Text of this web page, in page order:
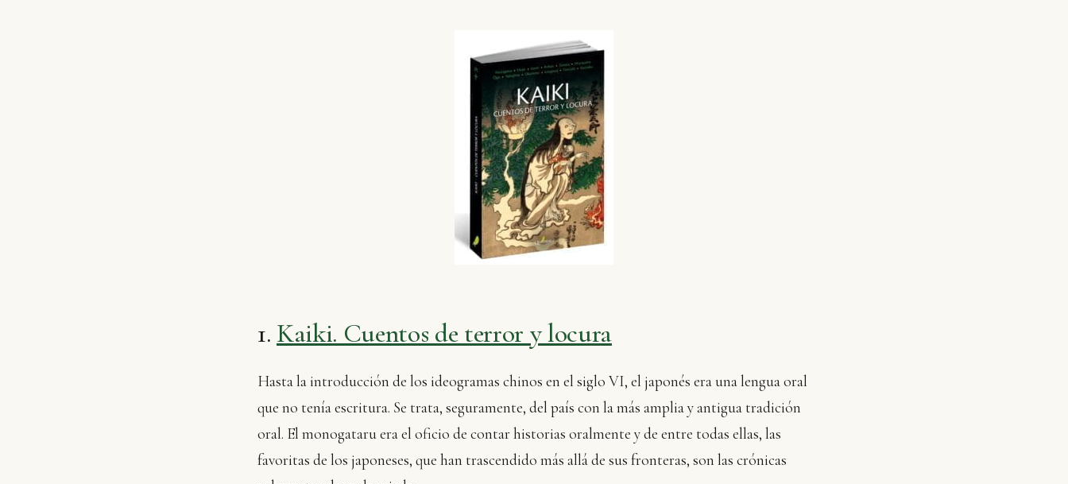
1. Kaiki. Cuentos de terror y locura
Hasta la introducción de los ideogramas chinos en el siglo VI, el japonés era una lengua oral
que no tenía escritura. Se trata, seguramente, del país con la más amplia y antigua tradición
oral. El monogataru era el oficio de contar historias oralmente y de entre todas ellas, las
favoritas de los japoneses, que han trascendido más allá de sus fronteras, son las crónicas